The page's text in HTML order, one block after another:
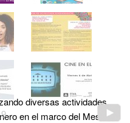
9
diversas actividades
en el marco del Mes de